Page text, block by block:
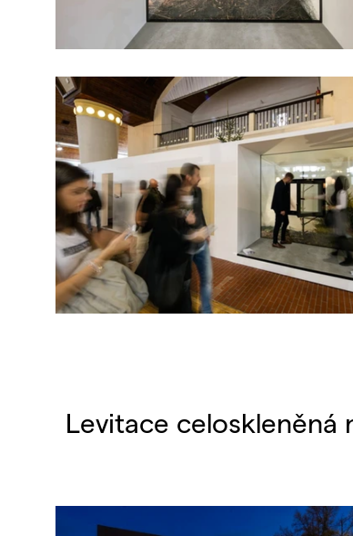
Levitace celoskleněná